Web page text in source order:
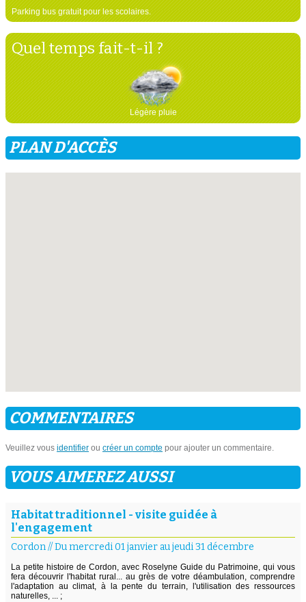
Parking bus gratuit pour les scolaires.
Quel temps fait-t-il ?
Légère pluie
PLAN D'ACCÈS
COMMENTAIRES
Veuillez vous identifier ou créer un compte pour ajouter un commentaire.
VOUS AIMEREZ AUSSI
Habitat traditionnel - visite guidée à
l'engagement
Cordon//Du mercredi 01 janvier au jeudi 31 décembre
La petite histoire de Cordon, avec Roselyne Guide du Patrimoine, qui vous
fera découvrir l'habitat rural... au grès de votre déambulation, comprendre
l'adaptation au climat, à la pente du terrain, l'utilisation des ressources
naturelles, ... ;